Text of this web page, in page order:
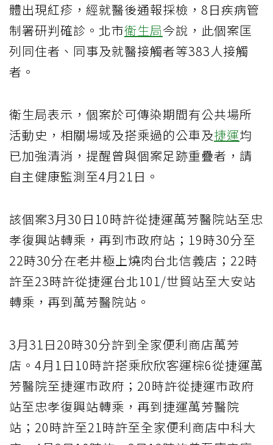
體出現紅疹，經就醫後通報採檢，8日疾病管
制署研判確診。北市衛生局今說，此個案匡
列同住者、同事及就醫接觸者等383人接觸
者。
衛生局表示，個案於可傳染期間有公共場所
活動史，相關場域及搭乘過的公車及捷運均
已加強清消，提醒曾與個案足跡重疊者，請
自主健康監測至4月21日。
該個案3月30日10時許從捷運萬芳醫院站至忠
孝復興站轉乘，再到市政府站；19時30分至
22時30分在老井極上燒肉台北信義店；22時
許至23時許從捷運台北101/世貿站至大安站
轉乘，再到萬芳醫院站。
3月31日20時30分許到全家便利商店萬芳
店。4月1日10時許搭乘欣欣客運棕6從捷運萬
芳醫院至捷運市政府；20時許從捷運市政府
站至忠孝復興站轉乘，再到捷運萬芳醫院
站；20時許至21時許至全家便利商店中科大